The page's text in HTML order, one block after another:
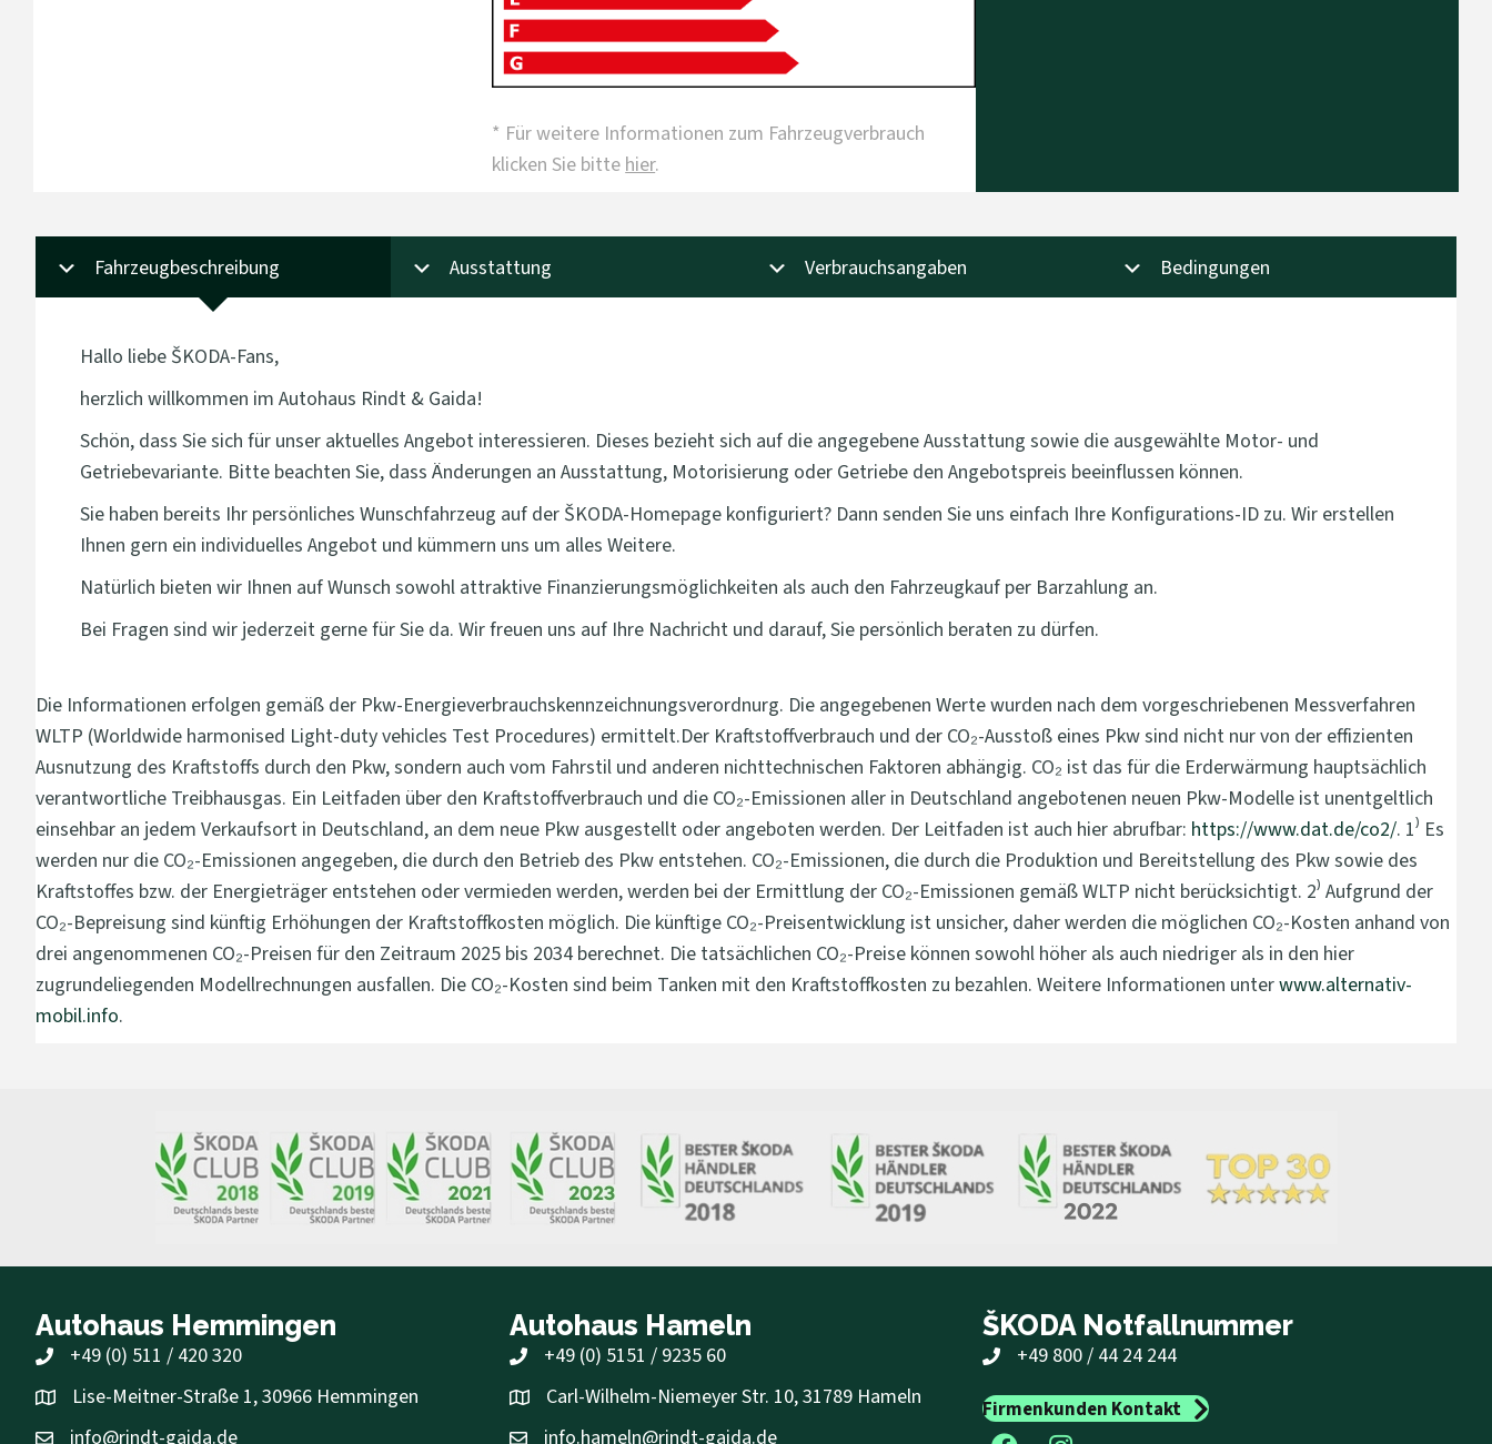
* Für weitere Informationen zum Fahrzeugverbrauch
klicken Sie bitte hier.
Fahrzeugbeschreibung Ausstattung Verbrauchsangaben Bedingungen
Hallo liebe ŠKODA-Fans,
herzlich willkommen im Autohaus Rindt & Gaida!
Schön, dass Sie sich für unser aktuelles Angebot interessieren. Dieses bezieht sich auf die angegebene Ausstattung sowie die ausgewählte Motor- und
Getriebevariante. Bitte beachten Sie, dass Änderungen an Ausstattung, Motorisierung oder Getriebe den Angebotspreis beeinflussen können.
Sie haben bereits Ihr persönliches Wunschfahrzeug auf der ŠKODA-Homepage konfiguriert? Dann senden Sie uns einfach Ihre Konfigurations-ID zu. Wir erstellen
Ihnen gern ein individuelles Angebot und kümmern uns um alles Weitere.
Natürlich bieten wir Ihnen auf Wunsch sowohl attraktive Finanzierungsmöglichkeiten als auch den Fahrzeugkauf per Barzahlung an.
Bei Fragen sind wir jederzeit gerne für Sie da. Wir freuen uns auf Ihre Nachricht und darauf, Sie persönlich beraten zu dürfen.
Die Informationen erfolgen gemäß der Pkw-Energieverbrauchskennzeichnungsverordnurg. Die angegebenen Werte wurden nach dem vorgeschriebenen Messverfahren
WLTP (Worldwide harmonised Light-duty vehicles Test Procedures) ermittelt.Der Kraftstoffverbrauch und der CO₂-Ausstoß eines Pkw sind nicht nur von der effizienten
Ausnutzung des Kraftstoffs durch den Pkw, sondern auch vom Fahrstil und anderen nichttechnischen Faktoren abhängig. CO₂ ist das für die Erderwärmung hauptsächlich
verantwortliche Treibhausgas. Ein Leitfaden über den Kraftstoffverbrauch und die CO₂-Emissionen aller in Deutschland angebotenen neuen Pkw-Modelle ist unentgeltlich
einsehbar an jedem Verkaufsort in Deutschland, an dem neue Pkw ausgestellt oder angeboten werden. Der Leitfaden ist auch hier abrufbar: https://www.dat.de/co2/. 1⁾ Es
werden nur die CO₂-Emissionen angegeben, die durch den Betrieb des Pkw entstehen. CO₂-Emissionen, die durch die Produktion und Bereitstellung des Pkw sowie des
Kraftstoffes bzw. der Energieträger entstehen oder vermieden werden, werden bei der Ermittlung der CO₂-Emissionen gemäß WLTP nicht berücksichtigt. 2⁾ Aufgrund der
CO₂-Bepreisung sind künftig Erhöhungen der Kraftstoffkosten möglich. Die künftige CO₂-Preisentwicklung ist unsicher, daher werden die möglichen CO₂-Kosten anhand von
drei angenommenen CO₂-Preisen für den Zeitraum 2025 bis 2034 berechnet. Die tatsächlichen CO₂-Preise können sowohl höher als auch niedriger als in den hier
zugrundeliegenden Modellrechnungen ausfallen. Die CO₂-Kosten sind beim Tanken mit den Kraftstoffkosten zu bezahlen. Weitere Informationen unterwww.alternativ-
mobil.info.
Autohaus Hemmingen
+49 (0) 511 / 420 320
Lise-Meitner-Straße 1, 30966 Hemmingen
info@rindt-gaida.de
Autohaus Hameln
+49 (0) 5151 / 9235 60
Carl-Wilhelm-Niemeyer Str. 10, 31789 Hameln
info.hameln@rindt-gaida.de
ŠKODA Notfallnummer
+49 800 / 44 24 244
Firmenkunden Kontakt